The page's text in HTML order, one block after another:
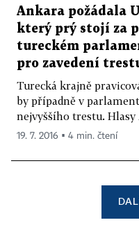
Ankara požádala
který prý stojí za
tureckém
pro zavedení
Turecká krajně
by případně v
nejvyššího trestu. Hlasy
19. 7. 2016 ▪ 4 min. čtení